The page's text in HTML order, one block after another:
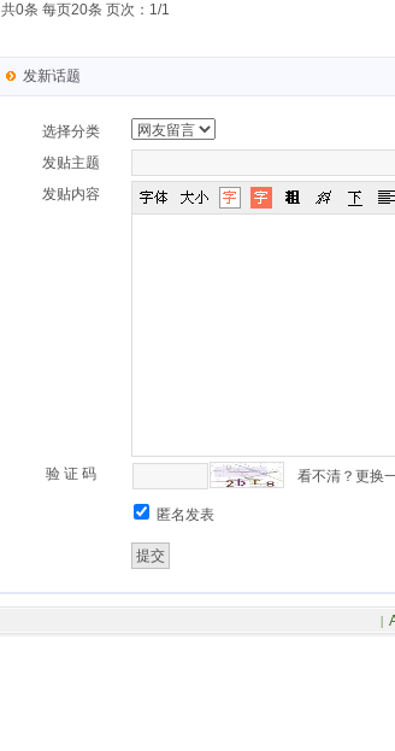
共0条 每页20条 页次：1/1
发新话题
选择分类
发贴主题
发贴内容
验 证 码 看不清？更换
匿名发表
|